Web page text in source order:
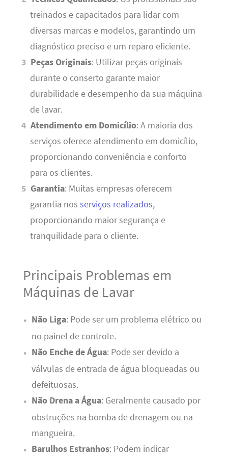
treinados e capacitados para lidar com
diversas marcas e modelos, garantindo um
diagnóstico preciso e um reparo eficiente.
Peças Originais: Utilizar peças originais
durante o conserto garante maior
durabilidade e desempenho da sua máquina
de lavar.
Atendimento em Domicílio: A maioria dos
serviços oferece atendimento em domicílio,
proporcionando conveniência e conforto
para os clientes.
Garantia: Muitas empresas oferecem
garantia nos serviços realizados,
proporcionando maior segurança e
tranquilidade para o cliente.
Principais Problemas em
Máquinas de Lavar
Não Liga: Pode ser um problema elétrico ou
no painel de controle.
Não Enche de Água: Pode ser devido a
válvulas de entrada de água bloqueadas ou
defeituosas.
Não Drena a Água: Geralmente causado por
obstruções na bomba de drenagem ou na
mangueira.
Barulhos Estranhos: Podem indicar